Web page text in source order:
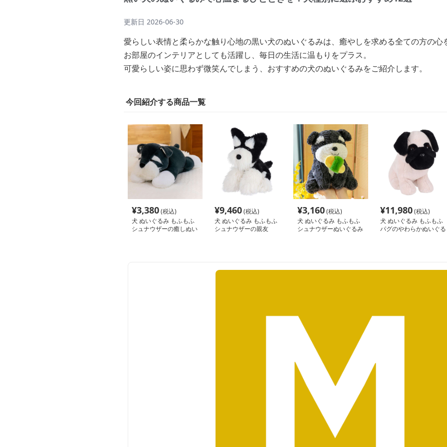
更新日 2026-06-30
愛らしい表情と柔らかな触り心地の黒い犬のぬいぐるみは、癒やしを求める全ての方の心
お部屋のインテリアとしても活躍し、毎日の生活に温もりをプラス。
可愛らしい姿に思わず微笑んでしまう、おすすめの犬のぬいぐるみをご紹介します。
今回紹介する商品一覧
¥3,380(税込)
犬 ぬいぐるみ もふもふ
シュナウザーの癒しぬい
¥9,460(税込)
犬 ぬいぐるみ もふもふ
シュナウザーの親友
¥3,160(税込)
犬 ぬいぐるみ もふもふ
シュナウザーぬいぐるみ
¥11,980(税込)
犬 ぬいぐるみ もふもふ
パグのやわらかぬいぐる